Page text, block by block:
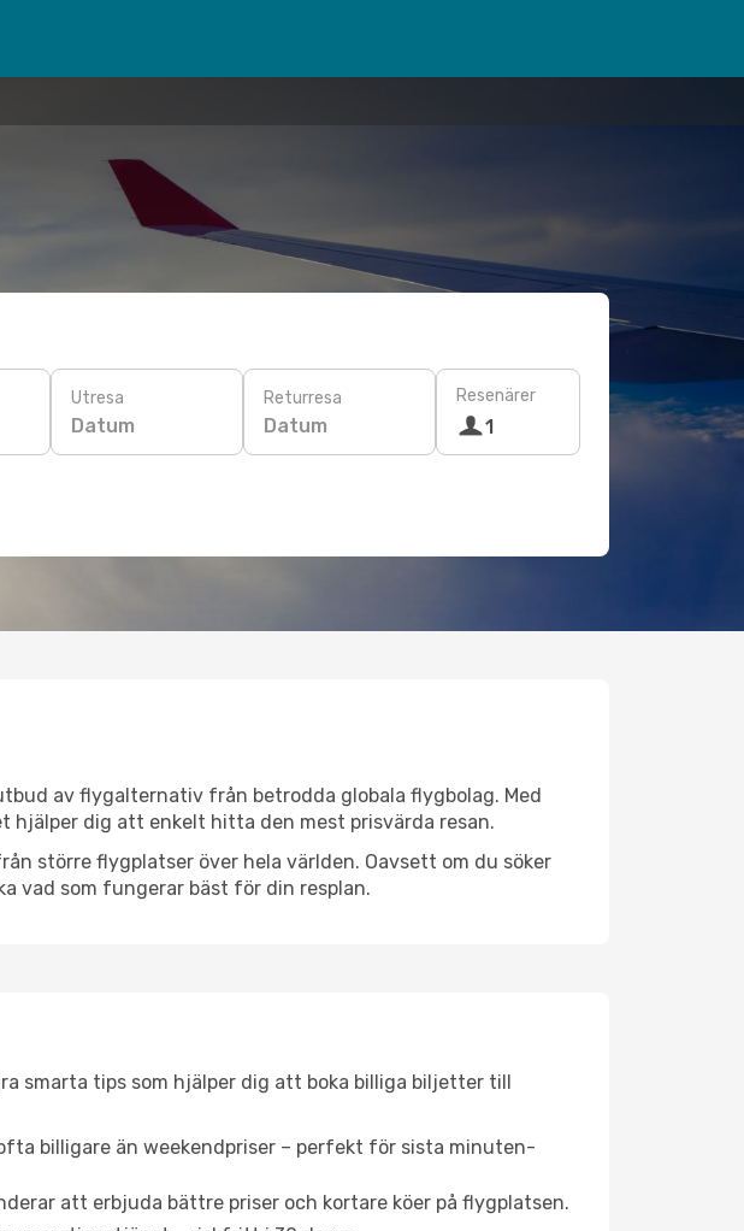
Utresa
Datum
Returresa
Datum
Resenärer
1
av flygalternativ från betrodda globala flygbolag. Med
dig att enkelt hitta den mest prisvärda resan.
större flygplatser över hela världen. Oavsett om du söker
vad som fungerar bäst för din resplan.
smarta tips som hjälper dig att boka billiga biljetter till
billigare än weekendpriser – perfekt för sista minuten-
att erbjuda bättre priser och kortare köer på flygplatsen.